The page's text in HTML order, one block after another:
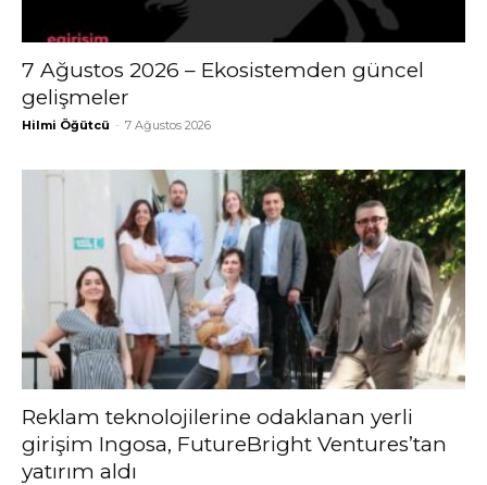
7 Ağustos 2026 – Ekosistemden güncel
gelişmeler
Hilmi Öğütcü - 7 Ağustos 2026
Reklam teknolojilerine odaklanan yerli
girişim Ingosa, FutureBright Ventures’tan
yatırım aldı